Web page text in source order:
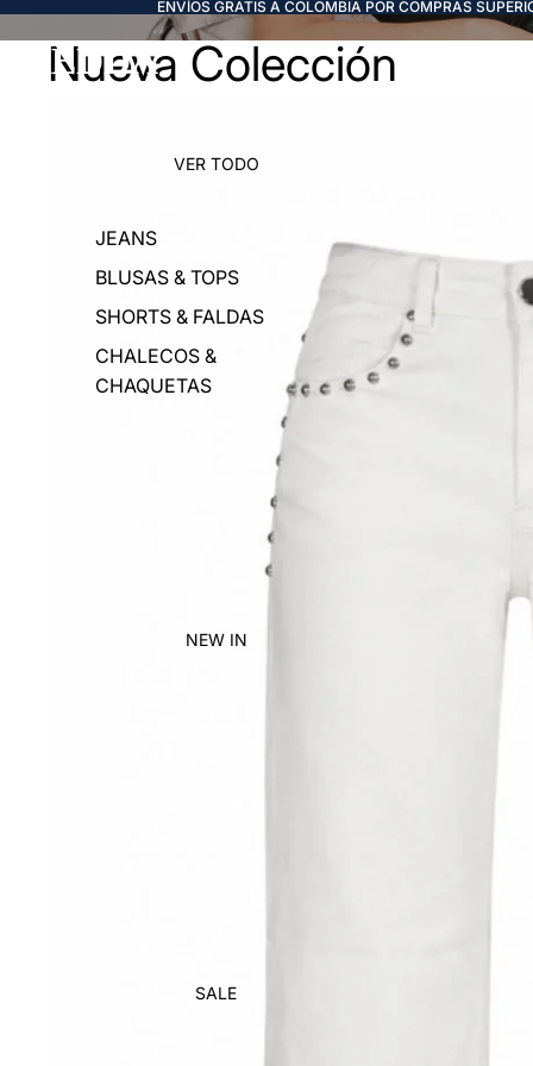
ENVÍOS GRATIS A COLOMBIA POR COMPRAS
FREDDA
VER TODO
JEANS
BLUSAS & TOPS
SHORTS & FALDAS
CHALECOS &
CHAQUETAS
NEW IN
SALE
Nueva Colección